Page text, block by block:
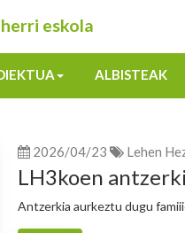
eskola
ALBISTEAK
2026/04/23 Lehen
LH3koen
Antzerkia aurkeztu dugu